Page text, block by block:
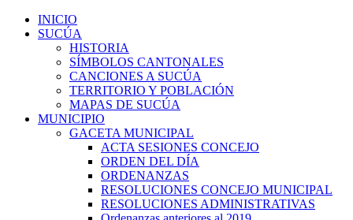
INICIO
SUCÚA
HISTORIA
SÍMBOLOS CANTONALES
CANCIONES A SUCÚA
TERRITORIO Y POBLACIÓN
MAPAS DE SUCÚA
MUNICIPIO
GACETA MUNICIPAL
ACTA SESIONES CONCEJO
ORDEN DEL DÍA
ORDENANZAS
RESOLUCIONES CONCEJO MUNICIPAL
RESOLUCIONES ADMINISTRATIVAS